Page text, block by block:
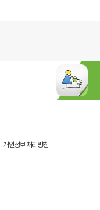
개인정보 처리방침